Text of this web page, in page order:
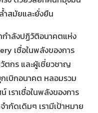
ำสมัยและยั่งยืน
กำลังปฏิวัติอนาคตแห่ง
เชื่อในพลังของการ
ตกร และผู้เชี่ยวชาญ
เบิกอนาคต หลอมรวม
เราเชื่อในพลังของการ
กัดเดิมๆ เรามีเป้าหมาย